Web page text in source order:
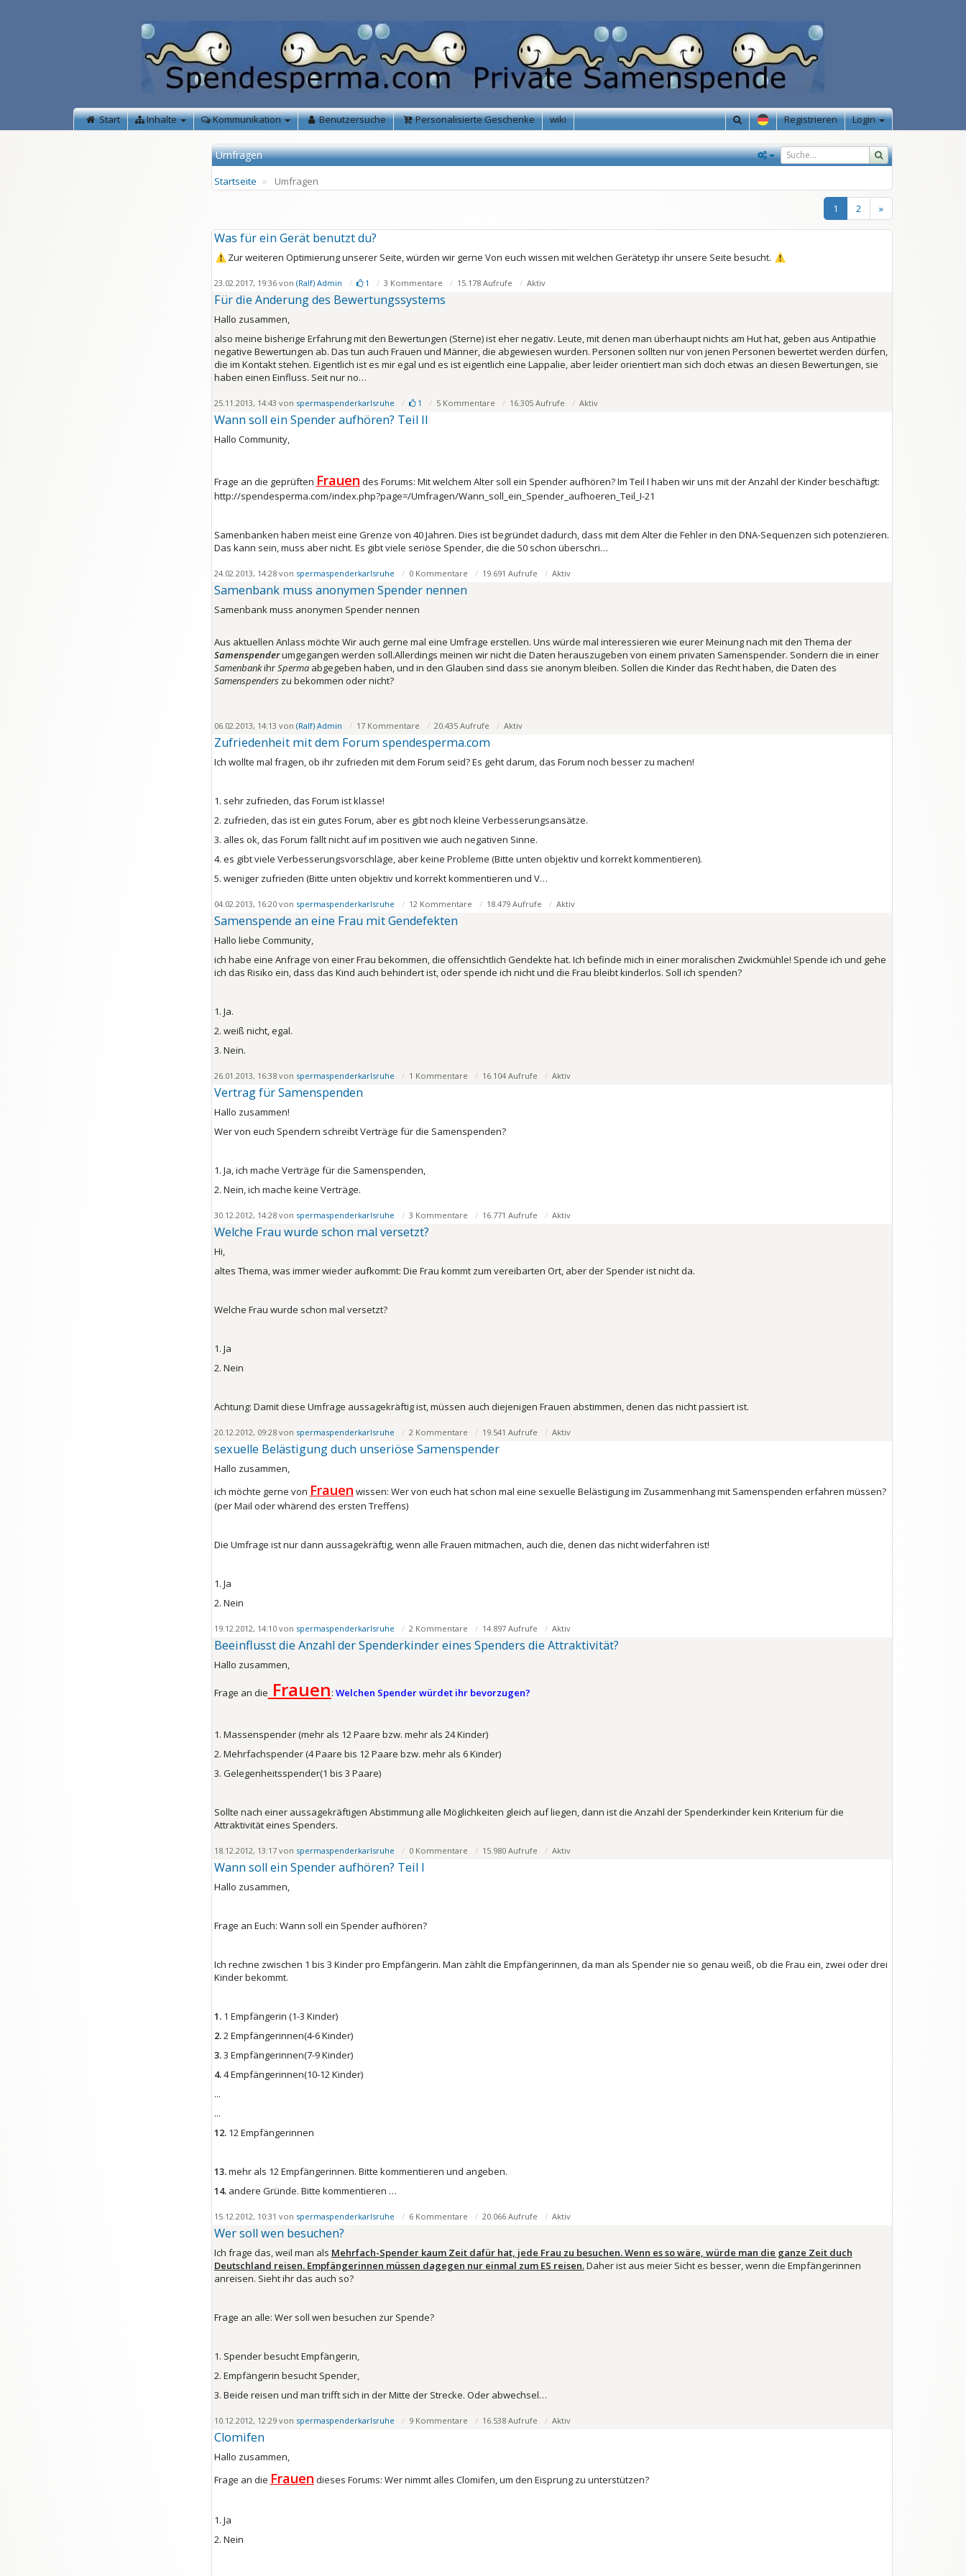
Start Inhalte Kommunikation Benutzersuche Personalisierte Geschenke wiki Registrieren Login
Umfragen
Startseite Umfragen
1 2 »
Was für ein Gerät benutzt du?
Zur weiteren Optimierung unserer Seite, würden wir gerne Von euch wissen mit welchen Gerätetyp ihr unsere Seite besucht.
23.02.2017, 19:36 von (Ralf) Admin 1 3 Kommentare 15.178 Aufrufe Aktiv
Für die Änderung des Bewertungssystems
Hallo zusammen,
also meine bisherige Erfahrung mit den Bewertungen (Sterne) ist eher negativ. Leute, mit denen man überhaupt nichts am Hut hat, geben aus Antipathie
negative Bewertungen ab. Das tun auch Frauen und Männer, die abgewiesen wurden. Personen sollten nur von jenen Personen bewertet werden dürfen,
die im Kontakt stehen. Eigentlich ist es mir egal und es ist eigentlich eine Lappalie, aber leider orientiert man sich doch etwas an diesen Bewertungen, sie
haben einen Einfluss. Seit nur no…
25.11.2013, 14:43 von spermaspenderkarlsruhe 1 5 Kommentare 16.305 Aufrufe Aktiv
Wann soll ein Spender aufhören? Teil II
Hallo Community,
Frage an die geprüften Frauen des Forums: Mit welchem Alter soll ein Spender aufhören? Im Teil I haben wir uns mit der Anzahl der Kinder beschäftigt:
http://spendesperma.com/index.php?page=/Umfragen/Wann_soll_ein_Spender_aufhoeren_Teil_I-21
Samenbanken haben meist eine Grenze von 40 Jahren. Dies ist begründet dadurch, dass mit dem Alter die Fehler in den DNA-Sequenzen sich potenzieren.
Das kann sein, muss aber nicht. Es gibt viele seriöse Spender, die die 50 schon überschri…
24.02.2013, 14:28 von spermaspenderkarlsruhe 0 Kommentare 19.691 Aufrufe Aktiv
Samenbank muss anonymen Spender nennen
Samenbank muss anonymen Spender nennen
Aus aktuellen Anlass möchte Wir auch gerne mal eine Umfrage erstellen. Uns würde mal interessieren wie eurer Meinung nach mit den Thema der
Samenspenderumgegangen werden soll.Allerdings meinen wir nicht die Daten herauszugeben von einem privaten Samenspender. Sondern die in einer
SamenbankihrSpermaabgegeben haben, und in den Glauben sind dass sie anonym bleiben. Sollen die Kinder das Recht haben, die Daten des
Samenspenderszu bekommen oder nicht?
06.02.2013, 14:13 von (Ralf) Admin 17 Kommentare 20.435 Aufrufe Aktiv
Zufriedenheit mit dem Forum spendesperma.com
Ich wollte mal fragen, ob ihr zufrieden mit dem Forum seid? Es geht darum, das Forum noch besser zu machen!
1. sehr zufrieden, das Forum ist klasse!
2. zufrieden, das ist ein gutes Forum, aber es gibt noch kleine Verbesserungsansätze.
3. alles ok, das Forum fällt nicht auf im positiven wie auch negativen Sinne.
4. es gibt viele Verbesserungsvorschläge, aber keine Probleme (Bitte unten objektiv und korrekt kommentieren).
5. weniger zufrieden (Bitte unten objektiv und korrekt kommentieren und V…
04.02.2013, 16:20 von spermaspenderkarlsruhe 12 Kommentare 18.479 Aufrufe Aktiv
Samenspende an eine Frau mit Gendefekten
Hallo liebe Community,
ich habe eine Anfrage von einer Frau bekommen, die offensichtlich Gendekte hat. Ich befinde mich in einer moralischen Zwickmühle! Spende ich und gehe
ich das Risiko ein, dass das Kind auch behindert ist, oder spende ich nicht und die Frau bleibt kinderlos. Soll ich spenden?
1. Ja.
2. weiß nicht, egal.
3. Nein.
26.01.2013, 16:38 von spermaspenderkarlsruhe 1 Kommentare 16.104 Aufrufe Aktiv
Vertrag für Samenspenden
Hallo zusammen!
Wer von euch Spendern schreibt Verträge für die Samenspenden?
1. Ja, ich mache Verträge für die Samenspenden,
2. Nein, ich mache keine Verträge.
30.12.2012, 14:28 von spermaspenderkarlsruhe 3 Kommentare 16.771 Aufrufe Aktiv
Welche Frau wurde schon mal versetzt?
Hi,
altes Thema, was immer wieder aufkommt: Die Frau kommt zum vereibarten Ort, aber der Spender ist nicht da.
Welche Frau wurde schon mal versetzt?
1. Ja
2. Nein
Achtung: Damit diese Umfrage aussagekräftig ist, müssen auch diejenigen Frauen abstimmen, denen das nicht passiert ist.
20.12.2012, 09:28 von spermaspenderkarlsruhe 2 Kommentare 19.541 Aufrufe Aktiv
sexuelle Belästigung duch unseriöse Samenspender
Hallo zusammen,
ich möchte gerne von Frauen wissen: Wer von euch hat schon mal eine sexuelle Belästigung im Zusammenhang mit Samenspenden erfahren müssen?
(per Mail oder whärend des ersten Treffens)
Die Umfrage ist nur dann aussagekräftig, wenn alle Frauen mitmachen, auch die, denen das nicht widerfahren ist!
1. Ja
2. Nein
19.12.2012, 14:10 von spermaspenderkarlsruhe 2 Kommentare 14.897 Aufrufe Aktiv
Beeinflusst die Anzahl der Spenderkinder eines Spenders die Attraktivität?
Hallo zusammen,
Frage an die Frauen: Welchen Spender würdet ihr bevorzugen?
1. Massenspender (mehr als 12 Paare bzw. mehr als 24 Kinder)
2. Mehrfachspender (4 Paare bis 12 Paare bzw. mehr als 6 Kinder)
3. Gelegenheitsspender(1 bis 3 Paare)
Sollte nach einer aussagekräftigen Abstimmung alle Möglichkeiten gleich auf liegen, dann ist die Anzahl der Spenderkinder kein Kriterium für die
Attraktivität eines Spenders.
18.12.2012, 13:17 von spermaspenderkarlsruhe 0 Kommentare 15.980 Aufrufe Aktiv
Wann soll ein Spender aufhören? Teil I
Hallo zusammen,
Frage an Euch: Wann soll ein Spender aufhören?
Ich rechne zwischen 1 bis 3 Kinder pro Empfängerin. Man zählt die Empfängerinnen, da man als Spender nie so genau weiß, ob die Frau ein, zwei oder drei
Kinder bekommt.
1.1 Empfängerin (1-3 Kinder)
2.2 Empfängerinnen(4-6 Kinder)
3.3 Empfängerinnen(7-9 Kinder)
4.4 Empfängerinnen(10-12 Kinder)
...
...
12.12 Empfängerinnen
13.mehr als 12 Empfängerinnen. Bitte kommentieren und angeben.
14.andere Gründe. Bitte kommentieren …
15.12.2012, 10:31 von spermaspenderkarlsruhe 6 Kommentare 20.066 Aufrufe Aktiv
Wer soll wen besuchen?
Ich frage das, weil man als Mehrfach-Spender kaum Zeit dafür hat, jede Frau zu besuchen. Wenn es so wäre, würde man die ganze Zeit duch
Deutschland reisen. Empfängerinnen müssen dagegen nur einmal zum ES reisen.Daher ist aus meier Sicht es besser, wenn die Empfängerinnen
anreisen. Sieht ihr das auch so?
Frage an alle: Wer soll wen besuchen zur Spende?
1. Spender besucht Empfängerin,
2. Empfängerin besucht Spender,
3. Beide reisen und man trifft sich in der Mitte der Strecke. Oder abwechsel…
10.12.2012, 12:29 von spermaspenderkarlsruhe 9 Kommentare 16.538 Aufrufe Aktiv
Clomifen
Hallo zusammen,
Frage an die Frauen dieses Forums: Wer nimmt alles Clomifen, um den Eisprung zu unterstützen?
1. Ja
2. Nein